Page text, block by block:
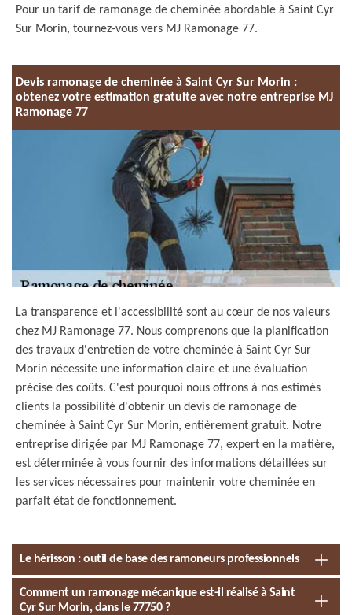
Pour un tarif de ramonage de cheminée abordable à Saint Cyr
Sur Morin, tournez-vous vers MJ Ramonage 77.
Devis ramonage de cheminée à Saint Cyr Sur Morin :
obtenez votre estimation gratuite avec notre entreprise MJ
Ramonage 77
La transparence et l'accessibilité sont au cœur de nos valeurs
chez MJ Ramonage 77. Nous comprenons que la planification
des travaux d'entretien de votre cheminée à Saint Cyr Sur
Morin nécessite une information claire et une évaluation
précise des coûts. C'est pourquoi nous offrons à nos estimés
clients la possibilité d'obtenir un devis de ramonage de
cheminée à Saint Cyr Sur Morin, entièrement gratuit. Notre
entreprise dirigée par MJ Ramonage 77, expert en la matière,
est déterminée à vous fournir des informations détaillées sur
les services nécessaires pour maintenir votre cheminée en
parfait état de fonctionnement.
Le hérisson : outil de base des ramoneurs professionnels
Comment un ramonage mécanique est-il réalisé à Saint
Cyr Sur Morin, dans le 77750 ?